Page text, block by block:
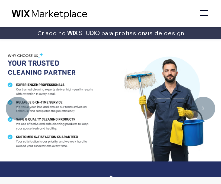
Criado no para profissionais de design